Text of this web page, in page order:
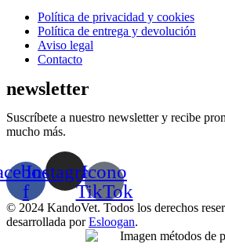
Menú
Política de privacidad y cookies
Política de entrega y devolución
Aviso legal
Contacto
newsletter
Suscríbete a nuestro newsletter y recibe
mucho más.
f
InstagramIcono
TikTok
© 2024 KandoVet. Todos los derechos
desarrollada porEsloogan.